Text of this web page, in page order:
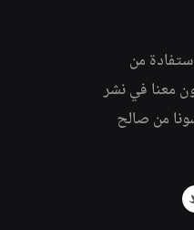
من
معنا في نشر
من صالح